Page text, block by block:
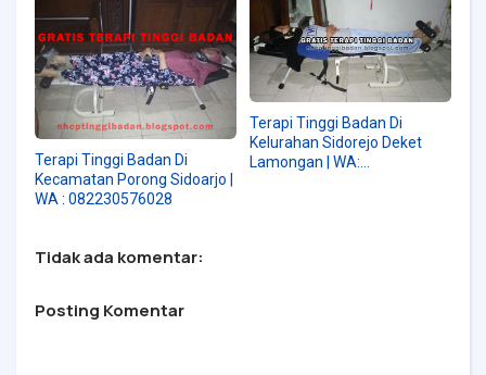
Terapi Tinggi Badan Di
Kecamatan Porong Sidoarjo |
WA : 082230576028
Terapi Tinggi Badan Di
Kelurahan Sidorejo Deket
Lamongan | WA:
Tidak ada komentar:
Posting Komentar